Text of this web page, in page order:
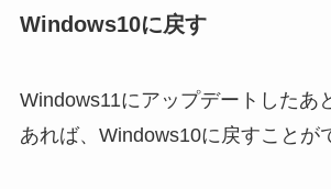
Windows10に戻す
Windows11にアップデートしたあ
あれば、Windows10に戻すことが